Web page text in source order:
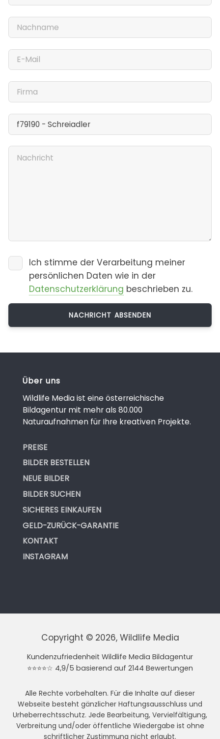
Ich stimme der Verarbeitung meiner
persönlichen Daten wie in der
Datenschutzerklärung beschrieben zu.
Über uns
Wildlife Media ist eine österreichische
Bildagentur mit mehr als 80.000
Naturaufnahmen für Ihre kreativen Projekte.
PREISE
BILDER BESTELLEN
NEUE BILDER
BILDER SUCHEN
SICHERES EINKAUFEN
GELD-ZURÜCK-GARANTIE
KONTAKT
INSTAGRAM
Copyright © 2026, Wildlife Media
Kundenzufriedenheit Wildlife Media Bildagentur
⭐⭐⭐⭐☆ 4,9/5 basierend auf 2144 Bewertungen
Alle Rechte vorbehalten. Für die Inhalte auf dieser
Webseite besteht gänzlicher Haftungsausschluss und
Urheberrechtsschutz. Jede Bearbeitung, Vervielfältigung,
Verbreitung und/oder öffentliche Wiedergabe ist ohne
schriftlicher Zustimmung nicht erlaubt.